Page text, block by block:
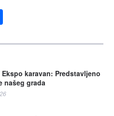
Ekspo karavan: Predstavljeno
našeg grada